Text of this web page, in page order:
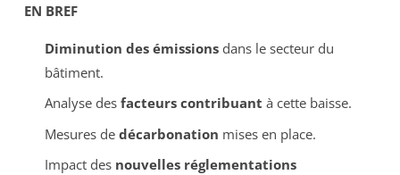
EN BREF
Diminution des émissionsdans le secteur du
bâtiment.
Analyse des facteurs contribuant à cette baisse.
Mesures de décarbonation mises en place.
Impact des nouvelles réglementations